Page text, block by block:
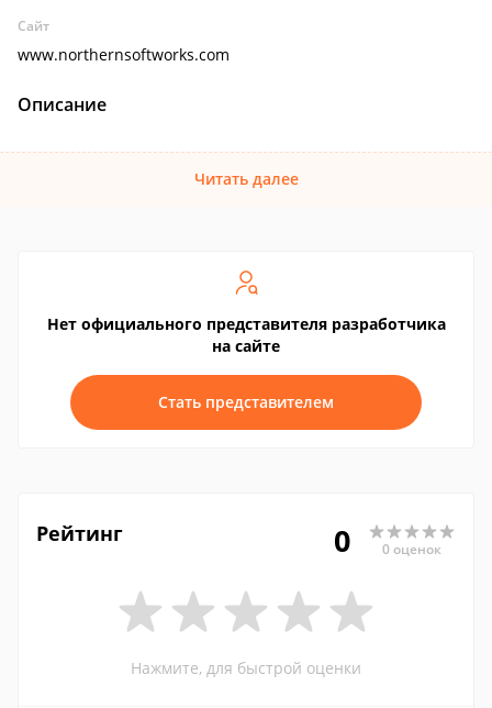
Сайт
www.northernsoftworks.com
Описание
Читать далее
Нет официального представителя разработчика
на сайте
Стать представителем
Рейтинг 0 0 оценок
Нажмите, для быстрой оценки